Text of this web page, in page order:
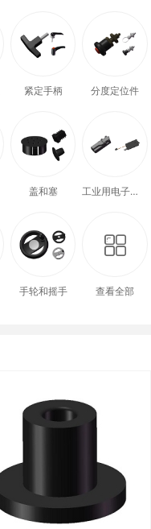
紧定手柄 分度定位件
盖和塞 工业用电子式门锁
手轮和摇手 查看全部